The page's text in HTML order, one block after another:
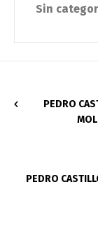
Sin
PEDRO
PEDRO